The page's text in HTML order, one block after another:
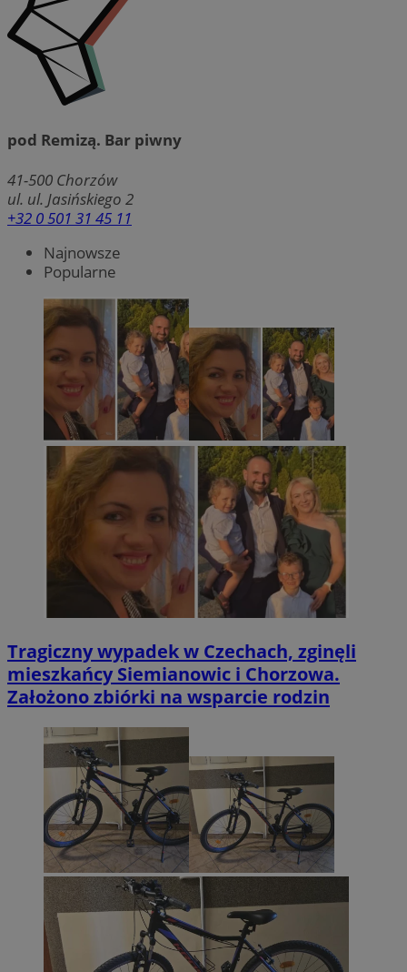
pod Remizą. Bar piwny
41-500 Chorzów
ul. ul. Jasińskiego 2
+32 0 501 31 45 11
Najnowsze
Popularne
Tragiczny wypadek w Czechach, zginęli
mieszkańcy Siemianowic i Chorzowa.
Założono zbiórki na wsparcie rodzin